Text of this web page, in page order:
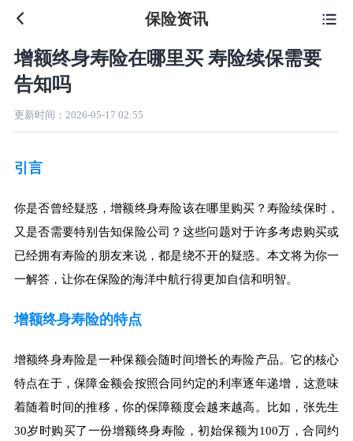
 保险资讯
增额终身寿险在哪里买 寿险续保需要
告知吗
更新时间： 2026-05-17 02:55
引言
你是否曾经疑惑，增额终身寿险该在哪里购买？寿险续保时，
又是否需要特别告知保险公司？这些问题对于许多考虑购买或
已经拥有寿险的朋友来说，都是绕不开的疑惑。本文将为你一
一解答，让你在保险的海洋中航行得更加自信和明智。
增额终身寿险的特点
增额终身寿险是一种保额会随时间增长的寿险产品。它的核心
特点在于，保障金额会按照合同约定的利率逐年递增，这意味
着随着时间的推移，你的保障额度会越来越高。比如，张先生
30岁时购买了一份增额终身寿险，初始保额为100万，合同约